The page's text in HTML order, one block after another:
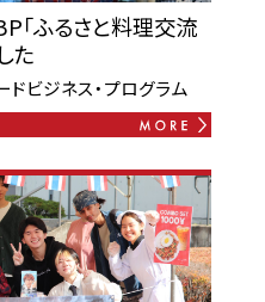
ふるさと料理交流
た
ドビジネス・プログラム